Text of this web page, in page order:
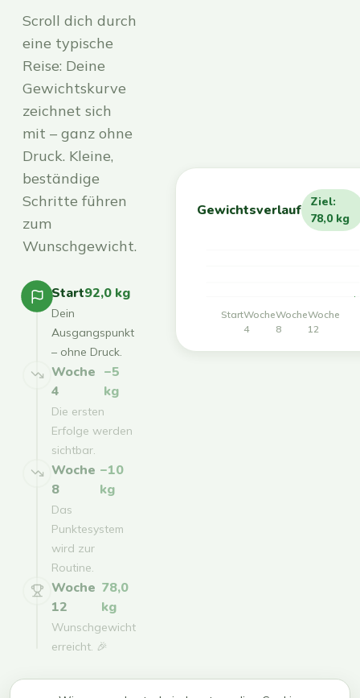
Scroll dich durch
eine typische
Reise: Deine
Gewichtskurve
zeichnet sich
mit – ganz ohne
Druck. Kleine,
beständige
Schritte führen
zum
Wunschgewicht.
Start92,0 kg
Dein
Ausgangspunkt
– ohne Druck.
Woche
4
−5
kg
Die ersten
Erfolge werden
sichtbar.
Woche
8
−10
kg
Das
Punktesystem
wird zur
Routine.
Woche
12
78,0
kg
Wunschgewicht
erreicht. 🎉
Gewichtsverlauf
Ziel:
78,0 kg
StartWoche
4
Woche
8
Woche
12